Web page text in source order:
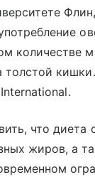
количестве
толстой
что диета
жиров, а